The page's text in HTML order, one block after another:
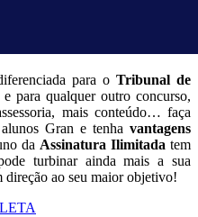
para oTribunal de
e para qualquer outro concurso,
mais conteúdo… faça
Gran e tenha vantagens
da Assinatura Ilimitadatem
turbinar ainda mais a sua
direção ao seu maior objetivo!